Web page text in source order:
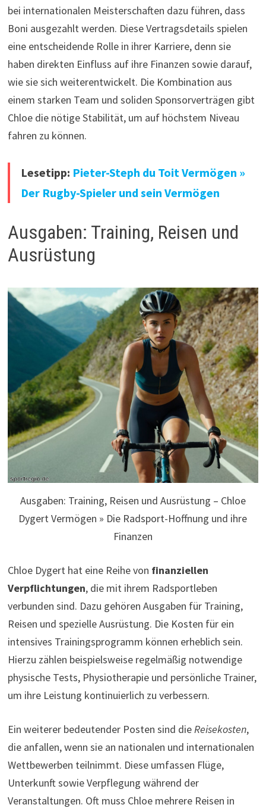
bei internationalen Meisterschaften dazu führen, dass
Boni ausgezahlt werden. Diese Vertragsdetails spielen
eine entscheidende Rolle in ihrer Karriere, denn sie
haben direkten Einfluss auf ihre Finanzen sowie darauf,
wie sie sich weiterentwickelt. Die Kombination aus
einem starken Team und soliden Sponsorverträgen gibt
Chloe die nötige Stabilität, um auf höchstem Niveau
fahren zu können.
Lesetipp: Pieter-Steph du Toit Vermögen »
Der Rugby-Spieler und sein Vermögen
Ausgaben: Training, Reisen und
Ausrüstung
Ausgaben: Training, Reisen und Ausrüstung – Chloe
Dygert Vermögen » Die Radsport-Hoffnung und ihre
Finanzen
Chloe Dygert hat eine Reihe von finanziellen
Verpflichtungen, die mit ihrem Radsportleben
verbunden sind. Dazu gehören Ausgaben für Training,
Reisen und spezielle Ausrüstung. Die Kosten für ein
intensives Trainingsprogramm können erheblich sein.
Hierzu zählen beispielsweise regelmäßig notwendige
physische Tests, Physiotherapie und persönliche Trainer,
um ihre Leistung kontinuierlich zu verbessern.
Ein weiterer bedeutender Posten sind dieReisekosten,
die anfallen, wenn sie an nationalen und internationalen
Wettbewerben teilnimmt. Diese umfassen Flüge,
Unterkunft sowie Verpflegung während der
Veranstaltungen. Oft muss Chloe mehrere Reisen in